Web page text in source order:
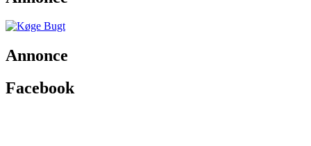
Annonce
Facebook